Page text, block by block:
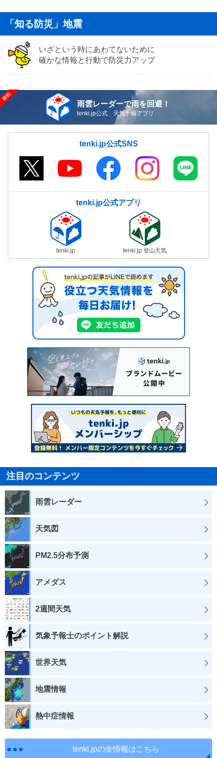
「知る防災」地震
いざという時にあわてないために
確かな情報と行動で防災力アップ
雨雲レーダーで雨を回避！
tenki.jp公式 天気予報アプリ
tenki.jp公式SNS
tenki.jp公式アプリ
tenki.jp tenki.jp 登山天気
注目のコンテンツ
雨雲レーダー
天気図
PM2.5分布予測
アメダス
2週間天気
気象予報士のポイント解説
世界天気
地震情報
熱中症情報
tenki.jpの全情報はこちら